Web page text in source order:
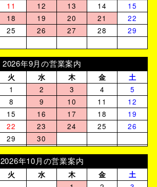
11 12 13 14
15
18 19 20 21
22
25 26 27 28
29
2026年9月の営業案内
火 水 木 金
土
1
2 3 4
5
8 9 10 11
12
15 16 17 18
19
22 23 24 25
26
29 30
2026年10月の営業案内
火 水 木 金
土